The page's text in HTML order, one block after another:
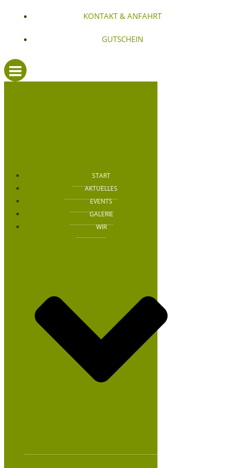
KONTAKT & ANFAHRT
GUTSCHEIN
START
AKTUELLES
EVENTS
GALERIE
WIR